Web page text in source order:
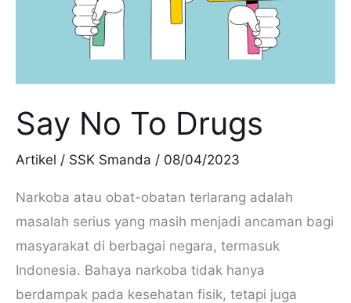
Say No To Drugs
Artikel / SSK Smanda / 08/04/2023
Narkoba atau obat-obatan terlarang adalah
masalah serius yang masih menjadi ancaman bagi
masyarakat di berbagai negara, termasuk
Indonesia. Bahaya narkoba tidak hanya
berdampak pada kesehatan fisik, tetapi juga